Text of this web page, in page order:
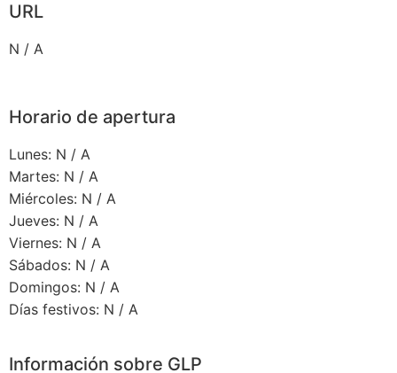
URL
N / A
Horario de apertura
Lunes: N / A
Martes: N / A
Miércoles: N / A
Jueves: N / A
Viernes: N / A
Sábados: N / A
Domingos: N / A
Días festivos: N / A
Información sobre GLP